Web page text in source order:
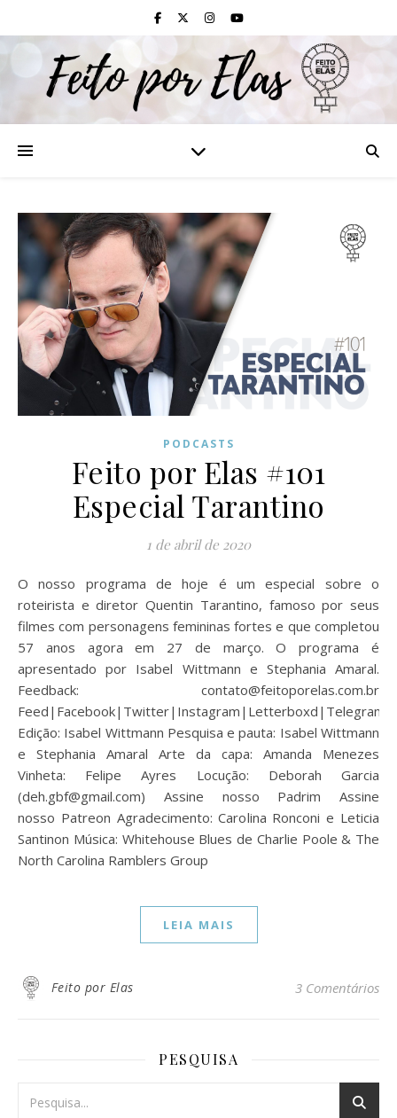
PODCASTS
Feito por Elas #101
Especial Tarantino
1 de abril de 2020
O nosso programa de hoje é um especial sobre o
roteirista e diretor Quentin Tarantino, famoso por seus
filmes com personagens femininas fortes e que completou
57 anos agora em 27 de março. O programa é
apresentado por Isabel Wittmann e Stephania Amaral.
Feedback: contato@feitoporelas.com.br
Feed|Facebook|Twitter|Instagram|Letterboxd|Telegram
Edição: Isabel Wittmann Pesquisa e pauta: Isabel Wittmann
e Stephania Amaral Arte da capa: Amanda Menezes
Vinheta: Felipe Ayres Locução: Deborah Garcia
(deh.gbf@gmail.com) Assine nosso Padrim Assine
nosso Patreon Agradecimento: Carolina Ronconi e Leticia
Santinon Música: Whitehouse Blues de Charlie Poole & The
North Carolina Ramblers Group
LEIA MAIS
Feito por Elas 3 Comentários
PESQUISA